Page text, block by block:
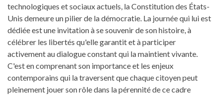
technologiques et sociaux actuels, la Constitution des États-
Unis demeure un pilier de la démocratie. La journée qui lui est
dédiée est une invitation à se souvenir de son histoire, à
célébrer les libertés qu'elle garantit et à participer
activement au dialogue constant qui la maintient vivante.
C'est en comprenant son importance et les enjeux
contemporains qui la traversent que chaque citoyen peut
pleinement jouer son rôle dans la pérennité de ce cadre